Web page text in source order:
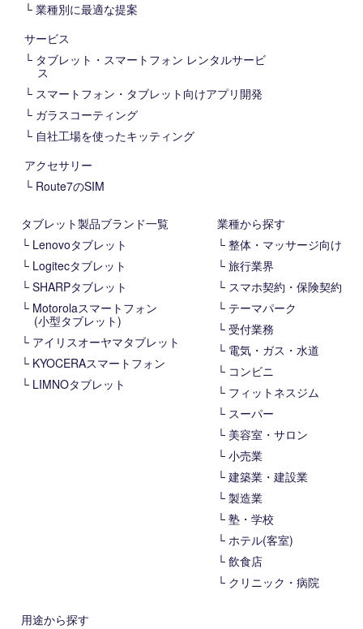
業種別に最適な提案
サービス
タブレット・スマートフォン レンタルサービ
ス
スマートフォン・タブレット向けアプリ開発
ガラスコーティング
自社工場を使ったキッティング
アクセサリー
Route7のSIM
タブレット製品ブランド一覧
Lenovoタブレット
Logitecタブレット
SHARPタブレット
Motorolaスマートフォン
(小型タブレット)
アイリスオーヤマタブレット
KYOCERAスマートフォン
LIMNOタブレット
業種から探す
整体・マッサージ向け
旅行業界
スマホ契約・保険契約
テーマパーク
受付業務
電気・ガス・水道
コンビニ
フィットネスジム
スーパー
美容室・サロン
小売業
建築業・建設業
製造業
塾・学校
ホテル(客室)
飲食店
クリニック・病院
用途から探す